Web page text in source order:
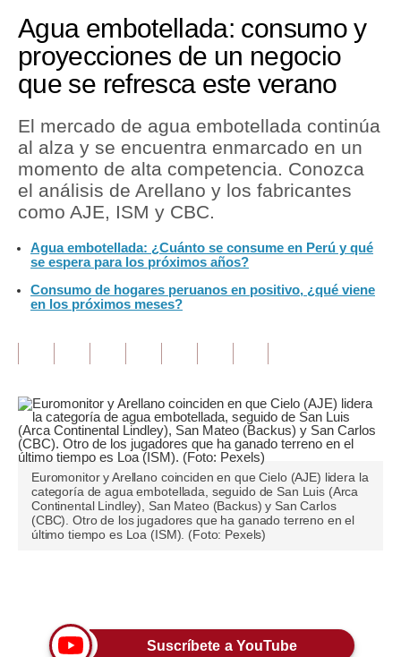
Perú
Política
Finanzas Personales
Inmobiliarias
Plus G
Opinión
Editorial
Tendencias
Lujo
Viajes
Moda
Estilos
México
Agua embotellada: consumo y
proyecciones de un negocio
que se refresca este verano
El mercado de agua embotellada continúa
al alza y se encuentra enmarcado en un
momento de alta competencia. Conozca
el análisis de Arellano y los fabricantes
como AJE, ISM y CBC.
Agua embotellada: ¿Cuánto se consume en Perú y qué
se espera para los próximos años?
Consumo de hogares peruanos en positivo, ¿qué viene
en los próximos meses?
Euromonitor y Arellano coinciden en que Cielo (AJE) lidera la
categoría de agua embotellada, seguido de San Luis (Arca
Continental Lindley), San Mateo (Backus) y San Carlos
(CBC). Otro de los jugadores que ha ganado terreno en el
último tiempo es Loa (ISM). (Foto: Pexels)
Suscríbete a YouTube